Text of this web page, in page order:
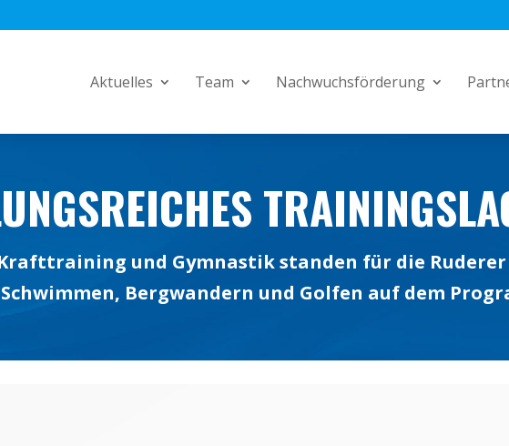
Aktuelles Team Nachwuchsförderung
und Gymnastik standen für die
Bergwandern und Golfen auf dem